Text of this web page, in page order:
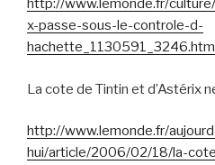
http://www.lemonde.fr/
x-passe-sous-le-controle-d-
La cote de Tintin et d’Astérix
http://www.lemonde.fr/
hui/article/2006/02/18/la-